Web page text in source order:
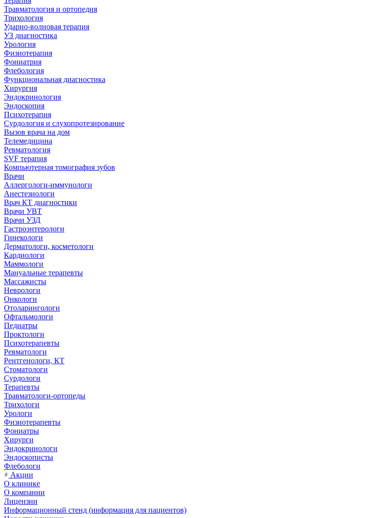
Травматология и ортопедия
Трихология
Ударно-волновая терапия
УЗ диагностика
Урология
Физиотерапия
Фониатрия
Флебология
Функциональная диагностика
Хирургия
Эндокринология
Эндоскопия
Психотерапия
Сурдология и слухопротезирование
Вызов врача на дом
Телемедицина
Ревматология
SVF терапия
Компьютерная томография зубов
Врачи
Аллергологи-иммунологи
Анестезиологи
Врач КТ диагностики
Врачи УВТ
Врачи УЗД
Гастроэнтерологи
Гинекологи
Дерматологи, косметологи
Кардиологи
Маммологи
Мануальные терапевты
Массажисты
Неврологи
Онкологи
Отоларингологи
Офтальмологи
Педиатры
Проктологи
Психотерапевты
Ревматологи
Рентгенологи, КТ
Стоматологи
Сурдологи
Терапевты
Травматологи-ортопеды
Трихологи
Урологи
Физиотерапевты
Фониатры
Хирурги
Эндокринологи
Эндоскописты
Флебологи
Акции
О клинике
О компании
Лицензии
Информационный стенд (информация для пациентов)